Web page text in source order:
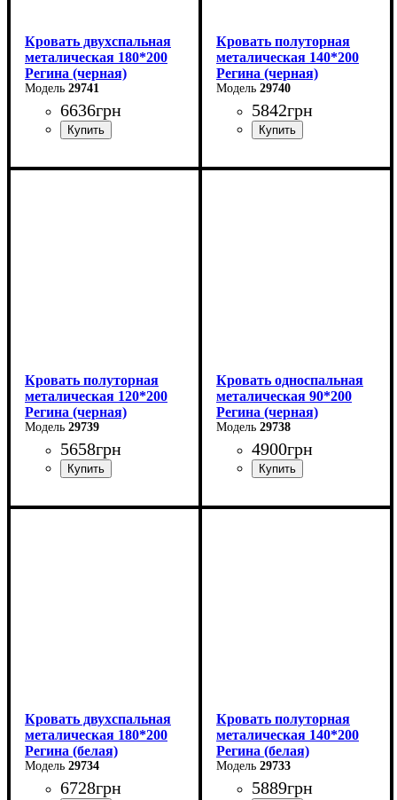
Кровать двухспальная
металическая 180*200
Регина (черная)
29741
6636грн
Ширина: 180 см
Кровать полуторная
металическая 140*200
Регина (черная)
29740
5842грн
Ширина: 140 см
Кровать полуторная
металическая 120*200
Регина (черная)
29739
5658грн
Ширина: 120 см
Кровать односпальная
металическая 90*200
Регина (черная)
29738
4900грн
Ширина: 90 см
Кровать двухспальная
металическая 180*200
Регина (белая)
29734
6728грн
Кровать полуторная
металическая 140*200
Регина (белая)
29733
5889грн